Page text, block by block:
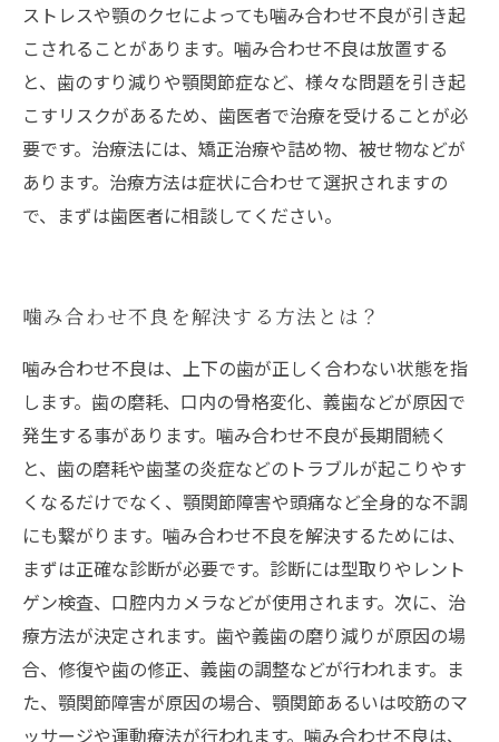
ストレスや顎のクセによっても噛み合わせ不良が引き起
こされることがあります。噛み合わせ不良は放置する
と、歯のすり減りや顎関節症など、様々な問題を引き起
こすリスクがあるため、歯医者で治療を受けることが必
要です。治療法には、矯正治療や詰め物、被せ物などが
あります。治療方法は症状に合わせて選択されますの
で、まずは歯医者に相談してください。
噛み合わせ不良を解決する方法とは？
噛み合わせ不良は、上下の歯が正しく合わない状態を指
します。歯の磨耗、口内の骨格変化、義歯などが原因で
発生する事があります。噛み合わせ不良が長期間続く
と、歯の磨耗や歯茎の炎症などのトラブルが起こりやす
くなるだけでなく、顎関節障害や頭痛など全身的な不調
にも繋がります。噛み合わせ不良を解決するためには、
まずは正確な診断が必要です。診断には型取りやレント
ゲン検査、口腔内カメラなどが使用されます。次に、治
療方法が決定されます。歯や義歯の磨り減りが原因の場
合、修復や歯の修正、義歯の調整などが行われます。ま
た、顎関節障害が原因の場合、顎関節あるいは咬筋のマ
ッサージや運動療法が行われます。噛み合わせ不良は、